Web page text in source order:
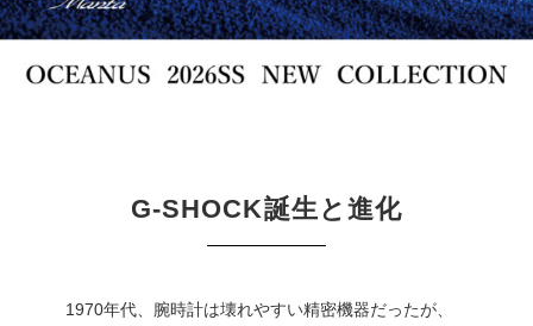
G-SHOCK誕生と進化
1970年代、腕時計は壊れやすい精密機器だったが、